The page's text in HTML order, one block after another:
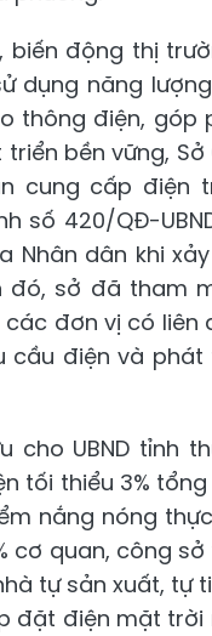
động thị
dụng năng
thông điện, góp
bền vững,
cung cấp điện
số 420/QĐ-
dân khi
sở đã tham
các đơn vị có
cầu điện và
cho UBND tỉnh
tối thiểu 3%
nắng nóng
cơ quan, công
tự sản xuất, tự
đặt điện mặt